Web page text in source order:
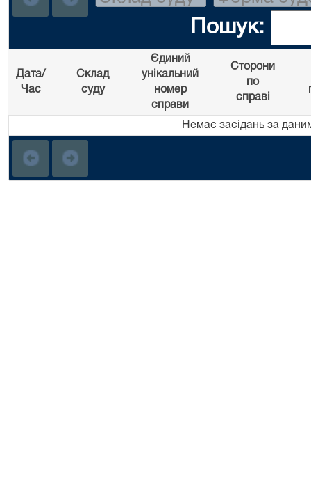
Пошук:
Дата/
Час
Склад
суду
Єдиний
унікальний
номер
справи
Сторони
по
справі
Немає засідань за